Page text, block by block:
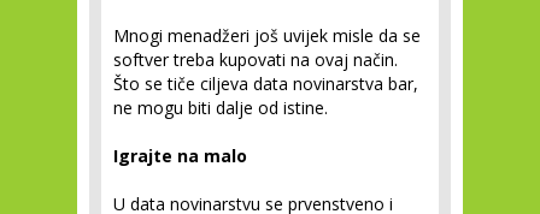
Mnogi menadžeri još uvijek misle da se
softver treba kupovati na ovaj način.
Što se tiče ciljeva data novinarstva bar,
ne mogu biti dalje od istine.
Igrajte na malo
U data novinarstvu se prvenstveno i